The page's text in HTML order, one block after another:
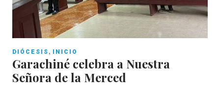
DIÓCESIS , INICIO
Garachiné celebra a Nuestra
Señora de la Merced